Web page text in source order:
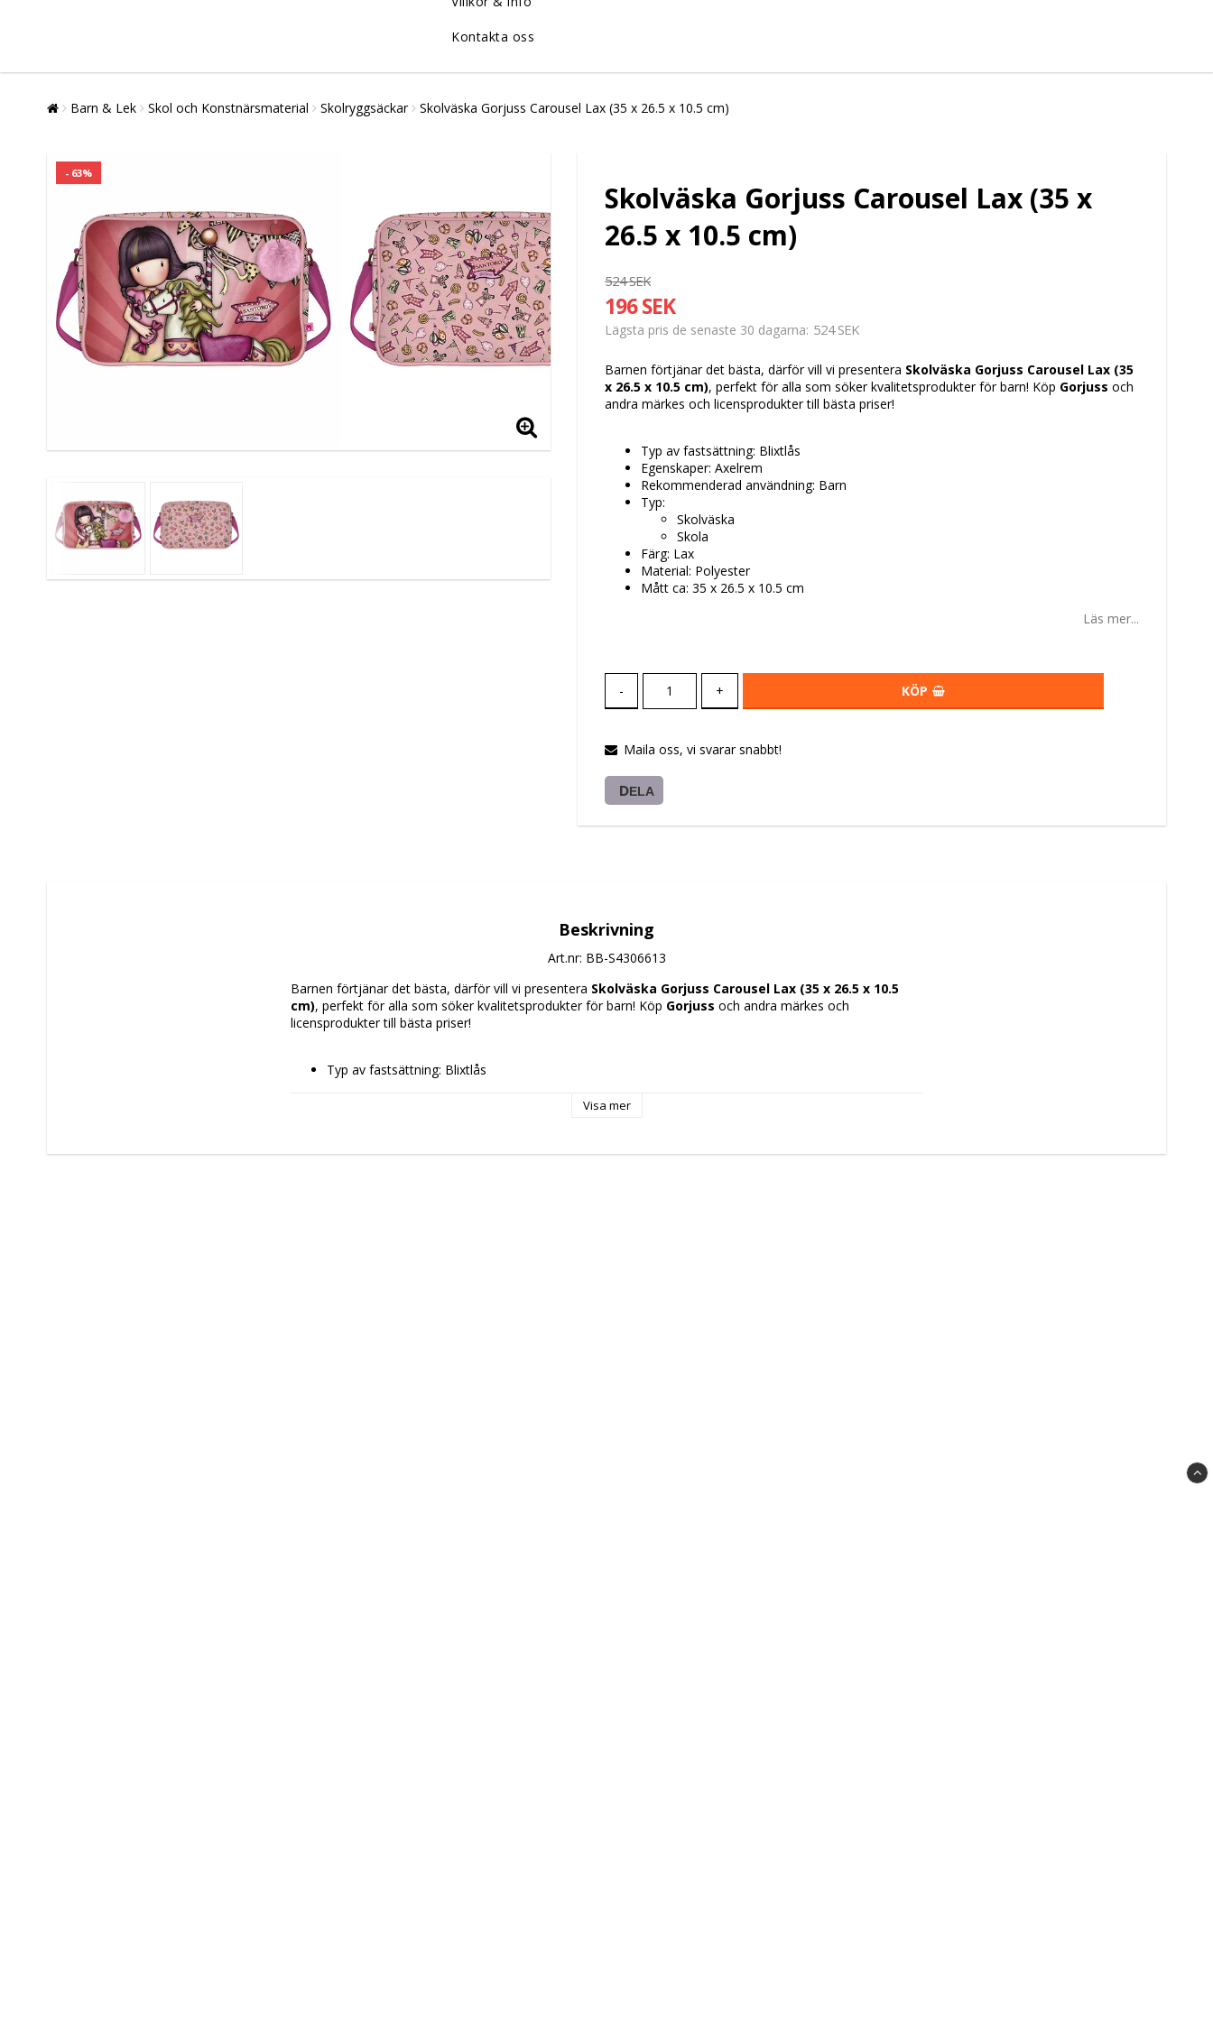
Kontakta oss
Barn & Lek Skol och Konstnärsmaterial Skolryggsäckar Skolväska Gorjuss Carousel Lax (35 x 26.5 x 10.5 cm)
- 63%
Skolväska Gorjuss Carousel Lax (35 x
26.5 x 10.5 cm)
524 SEK
196 SEK
Lägsta pris de senaste 30 dagarna 524 SEK
Barnen förtjänar det bästa, därför vill vi presentera Skolväska Gorjuss Carousel Lax (35
x 26.5 x 10.5 cm), perfekt för alla som söker kvalitetsprodukter för barn! Köp Gorjuss och
andra märkes och licensprodukter till bästa priser!
Typ av fastsättning: Blixtlås
Egenskaper: Axelrem
Rekommenderad användning: Barn
Typ:
Skolväska
Skola
Färg: Lax
Material: Polyester
Mått ca: 35 x 26.5 x 10.5 cm
Läs mer...
- + KÖP
Maila oss, vi svarar snabbt!
DELA
Beskrivning
Art.nr: BB-S4306613
Barnen förtjänar det bästa, därför vill vi presentera Skolväska Gorjuss Carousel Lax (35 x 26.5 x 10.5
cm), perfekt för alla som söker kvalitetsprodukter för barn! Köp Gorjuss och andra märkes och
licensprodukter till bästa priser!
Typ av fastsättning: Blixtlås
Skola
Visa mer